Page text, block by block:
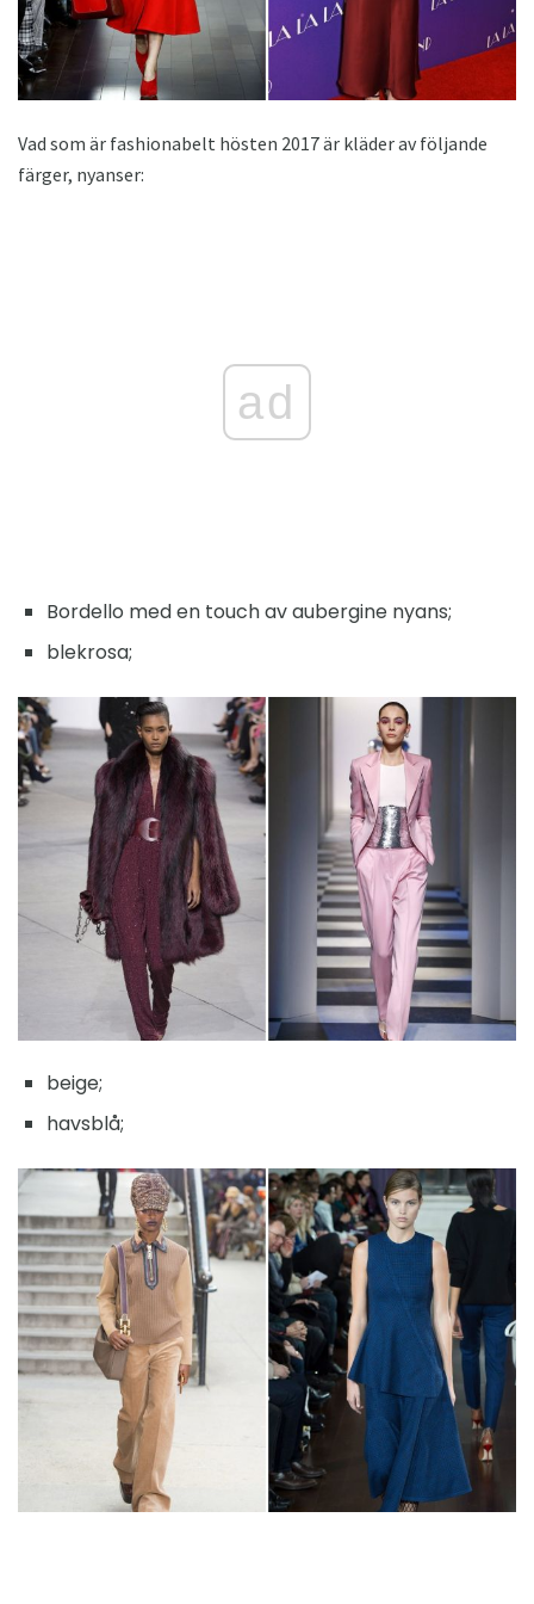
Vad som är fashionabelt hösten 2017 är kläder av följande
färger, nyanser:
ad
Bordello med en touch av aubergine nyans;
blekrosa;
beige;
havsblå;